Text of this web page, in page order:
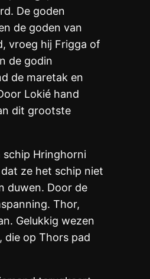
De goden
de goden van
vroeg hij Frigga of
de godin
de maretak en
Lokié hand
dit grootste
schip Hringhorni
ze het schip niet
duwen. Door de
Thor,
Gelukkig wezen
die op Thors pad